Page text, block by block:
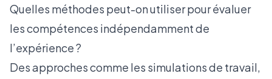
Quelles méthodes peut-on utiliser pour évaluer
les compétences indépendamment de
l’expérience ?
Des approches comme les simulations de travail,